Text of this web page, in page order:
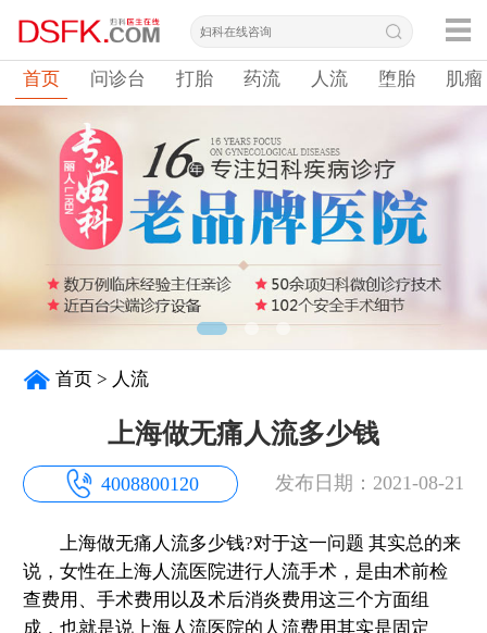
首页 问诊台 打胎 药流 人流 堕胎 肌瘤
首页 > 人流
上海做无痛人流多少钱
4008800120 发布日期：2021-08-21
上海做无痛人流多少钱?对于这一问题 其实总的来
说，女性在上海人流医院进行人流手术，是由术前检
查费用、手术费用以及术后消炎费用这三个方面组
成，也就是说上海人流医院的人流费用其实是固定